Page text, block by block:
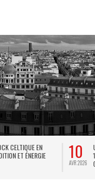
CELTIQUE EN
ET ÉNERGIE
10
AVR 2026